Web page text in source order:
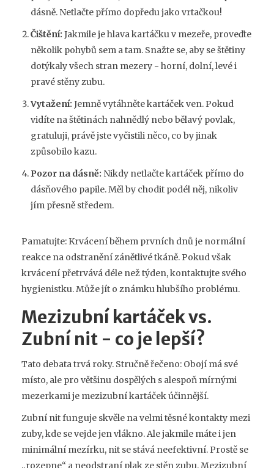
dásně. Netlačte přímo dopředu jako vrtačkou!
Čištění: Jakmile je hlava kartáčku v mezeře, proveďte
několik pohybů sem a tam. Snažte se, aby se štětiny
dotýkaly všech stran mezery - horní, dolní, levé i
pravé stěny zubu.
Vytažení: Jemně vytáhněte kartáček ven. Pokud
vidíte na štětinách nahnědlý nebo bělavý povlak,
gratuluji, právě jste vyčistili něco, co by jinak
způsobilo kazu.
Pozor na dásně: Nikdy netlačte kartáček přímo do
dásňového papile. Měl by chodit podél něj, nikoliv
jím přesně středem.
Pamatujte: Krvácení během prvních dnů je normální
reakce na odstranění zánětlivé tkáně. Pokud však
krvácení přetrvává déle než týden, kontaktujte svého
hygienistku. Může jít o známku hlubšího problému.
Mezizubní kartáček vs.
Zubní nit - co je lepší?
Tato debata trvá roky. Stručně řečeno: Obojí má své
místo, ale pro většinu dospělých s alespoň mírnými
mezerkami je mezizubní kartáček účinnější.
Zubní nit funguje skvěle na velmi těsné kontakty mezi
zuby, kde se vejde jen vlákno. Ale jakmile máte i jen
minimální mezírku, nit se stává neefektivní. Prostě se
„rozepne“ a neodstraní plak ze stěn zubu. Mezizubní